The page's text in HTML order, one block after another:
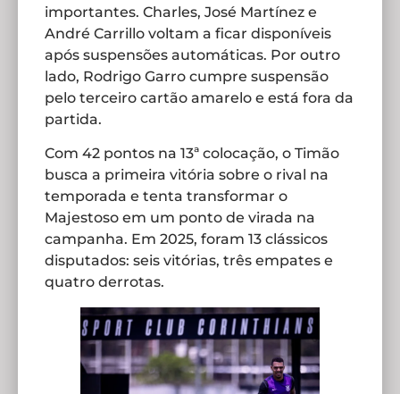
importantes. Charles, José Martínez e
André Carrillo voltam a ficar disponíveis
após suspensões automáticas. Por outro
lado, Rodrigo Garro cumpre suspensão
pelo terceiro cartão amarelo e está fora da
partida.
Com 42 pontos na 13ª colocação, o Timão
busca a primeira vitória sobre o rival na
temporada e tenta transformar o
Majestoso em um ponto de virada na
campanha. Em 2025, foram 13 clássicos
disputados: seis vitórias, três empates e
quatro derrotas.